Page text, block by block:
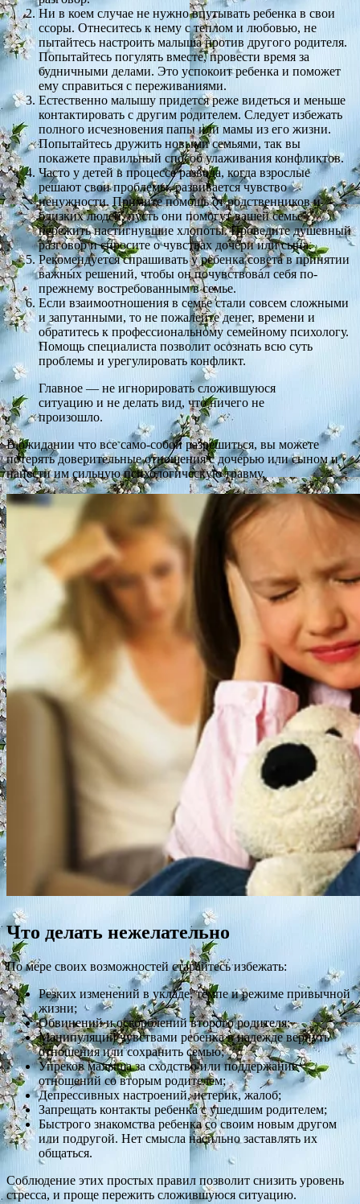
Ни в коем случае не нужно впутывать ребенка в свои
ссоры. Отнеситесь к нему с теплом и любовью, не
пытайтесь настроить малыша против другого родителя.
Попытайтесь погулять вместе, провести время за
будничными делами. Это успокоит ребенка и поможет
ему справиться с переживаниями.
Естественно малышу придется реже видеться и меньше
контактировать с другим родителем. Следует избежать
полного исчезновения папы или мамы из его жизни.
Попытайтесь дружить новыми семьями, так вы
покажете правильный способ улаживания конфликтов.
Часто у детей в процессе развода, когда взрослые
решают свои проблемы, развивается чувство
ненужности. Примите помощь от родственников и
близких людей, пусть они помогут вашей семье
пережить настигнувшие хлопоты. Проведите душевный
разговор и спросите о чувствах дочери или сына.
Рекомендуется спрашивать у ребенка совета в принятии
важных решений, чтобы он почувствовал себя по-
прежнему востребованным в семье.
Если взаимоотношения в семье стали совсем сложными
и запутанными, то не пожалейте денег, времени и
обратитесь к профессиональному семейному психологу.
Помощь специалиста позволит осознать всю суть
проблемы и урегулировать конфликт.
Главное — не игнорировать сложившуюся
ситуацию и не делать вид, что ничего не
произошло.
В ожидании что все само-собой разрешиться, вы можете
потерять доверительные отношения с дочерью или сыном и
нанести им сильную психологическую травму.
Что делать нежелательно
По мере своих возможностей старайтесь избежать:
Резких изменений в укладе, темпе и режиме привычной
жизни;
Обвинений и оскорблений второго родителя;
Манипуляций чувствами ребенка в надежде вернуть
отношения или сохранить семью;
Упреков малыша за сходство или поддержание
отношений со вторым родителем;
Депрессивных настроений, истерик, жалоб;
Запрещать контакты ребенка с ушедшим родителем;
Быстрого знакомства ребенка со своим новым другом
или подругой. Нет смысла насильно заставлять их
общаться.
Соблюдение этих простых правил позволит снизить уровень
стресса, и проще пережить сложившуюся ситуацию.